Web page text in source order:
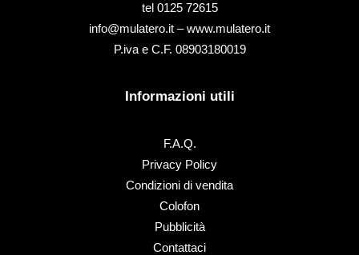
tel ‭0125 72615‬
info@mulatero.it –www.mulatero.it
P.iva e C.F. 08903180019
Informazioni utili
F.A.Q.
Privacy Policy
Condizioni di vendita
Colofon
Pubblicità
Contattaci